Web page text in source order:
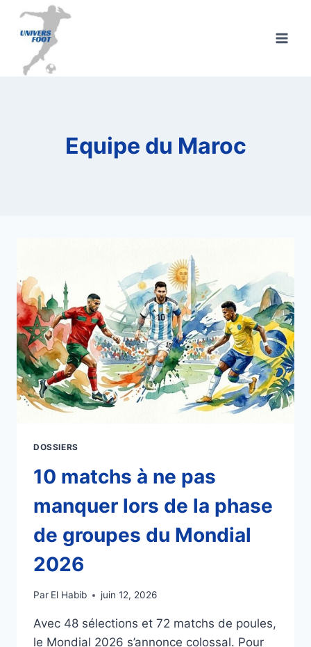
Aller
contenu
Equipe du Maroc
DOSSIERS
10 matchs à ne pas
manquer lors de la phase
de groupes du Mondial
2026
Par El Habib juin 12, 2026
Avec 48 sélections et 72 matchs de poules,
le Mondial 2026 s’annonce colossal. Pour